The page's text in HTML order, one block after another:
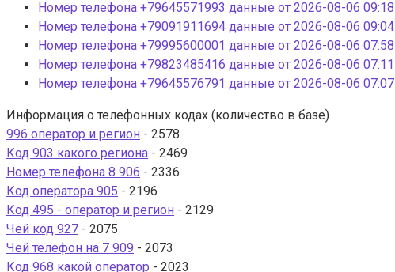
Номер телефона +79645571993 данные от 2026-08-06 09:18
Номер телефона +79091911694 данные от 2026-08-06 09:04
Номер телефона +79995600001 данные от 2026-08-06 07:58
Номер телефона +79823485416 данные от 2026-08-06 07:11
Номер телефона +79645576791 данные от 2026-08-06 07:07
Информация о телефонных кодах (количество в базе)
996 оператор и регион - 2578
Код 903 какого региона - 2469
Номер телефона 8 906 - 2336
Код оператора 905 - 2196
Код 495 - оператор и регион - 2129
Чей код 927 - 2075
Чей телефон на 7 909 - 2073
Код 968 какой оператор - 2023